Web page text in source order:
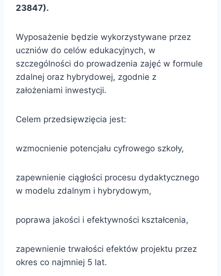
23847).
Wyposażenie będzie wykorzystywane przez
uczniów do celów edukacyjnych, w
szczególności do prowadzenia zajęć w formule
zdalnej oraz hybrydowej, zgodnie z
założeniami inwestycji.
Celem przedsięwzięcia jest:
wzmocnienie potencjału cyfrowego szkoły,
zapewnienie ciągłości procesu dydaktycznego
w modelu zdalnym i hybrydowym,
poprawa jakości i efektywności kształcenia,
zapewnienie trwałości efektów projektu przez
okres co najmniej 5 lat.